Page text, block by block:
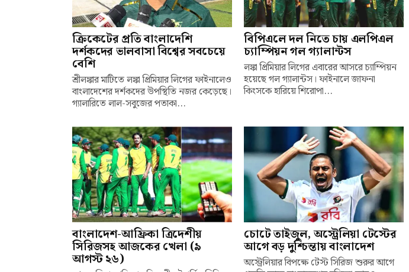
ক্রিকেটের প্রতি বাংলাদেশি
দর্শকদের ভালবাসা বিশ্বের সবচেয়ে
বেশি
শ্রীলঙ্কার মাটিতে লঙ্কা প্রিমিয়ার লিগের ফাইনালেও
বাংলাদেশের দর্শকদের উপস্থিতি নজর কেড়েছে।
গ্যালারিতে লাল-সবুজের পতাকা...
বিপিএলে দল নিতে চায় এলপিএল
চ্যাম্পিয়ন গল গ্যালান্টস
লঙ্কা প্রিমিয়ার লিগের এবারের আসরে চ্যাম্পিয়ন
হয়েছে গল গ্যালান্টস। ফাইনালে জাফনা
কিংসকে হারিয়ে শিরোপা...
বাংলাদেশ-আফ্রিকা ত্রিদেশীয়
সিরিজসহ আজকের খেলা (৯
আগস্ট ২৬)
চোটে তাইজুল, অস্ট্রেলিয়া টেস্টের
আগে বড় দুশ্চিন্তায় বাংলাদেশ
অস্ট্রেলিয়ার বিপক্ষে টেস্ট সিরিজ শুরুর আগে